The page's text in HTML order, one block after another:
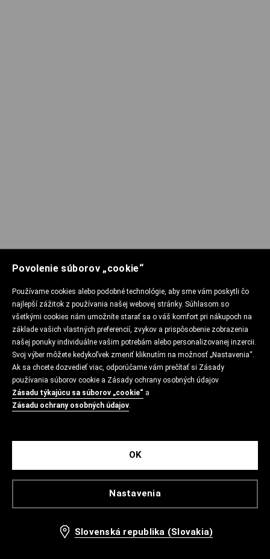
Povolenie súborov „cookie“
Používame cookies alebo podobné technológie, aby sme vám poskytli čo
najlepší zážitok z používania našej webovej stránky. Súhlasom so
všetkými cookies nám umožníte starať sa o váš komfort pri nákupoch na
základe vašich vlastných preferencií, zvykov a prispôsobenie zobrazenia
našej ponuky individuálne vašim potrebám alebo personalizovanej inzercii.
Svoj výber môžete kedykoľvek zmeniť kliknutím na možnosť „Nastavenia“.
Ak sa chcete dozvedieť viac, odporúčame vám prečítať si Zásady
používania súborov cookie a Zásady ochrany osobných údajov
Zásadu týkajúcu sa súborov „cookie“ a
Zásadu ochrany osobných údajov.
Nastavenia
OK
Slovenská republika (Slovakia)